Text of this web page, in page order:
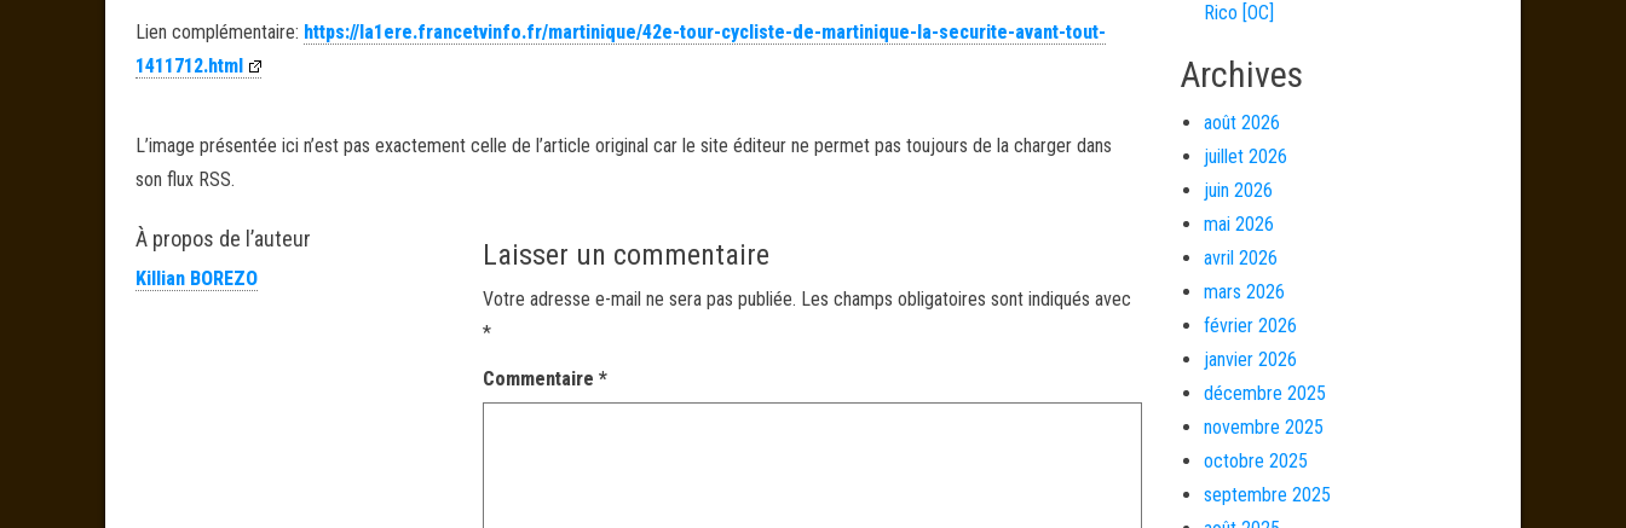
Lien complémentaire: https://la1ere.francetvinfo.fr/martinique/42e-tour-cycliste-de-martinique-la-securite-avant-tout-
1411712.html
L’image présentée ici n’est pas exactement celle de l’article original car le site éditeur ne permet pas toujours de la charger dans
son flux RSS.
À propos de l’auteur
Killian BOREZO
Laisser un commentaire
Votre adresse e-mail ne sera pas publiée. Les champs obligatoires sont indiqués avec
*
Commentaire*
Rico [OC]
Archives
août 2026
juillet 2026
juin 2026
mai 2026
avril 2026
mars 2026
février 2026
janvier 2026
décembre 2025
novembre 2025
octobre 2025
septembre 2025